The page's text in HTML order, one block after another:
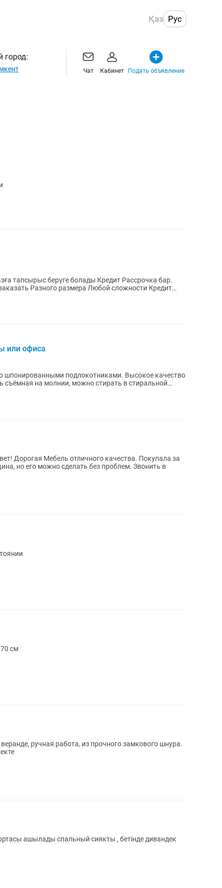
Қаз Рус
город:
Чат Кабинет Подать объявление
или офиса
шпонированными подлокотниками. Высокое качество
съёмная на молнии, можно стирать в стиральной
Дорогая Мебель отличного качества. Покупала за
но его можно сделать без проблем. Звонить в
см
из прочного замкового шнура.
ашылады спальный сиякты , бетінде дивандек